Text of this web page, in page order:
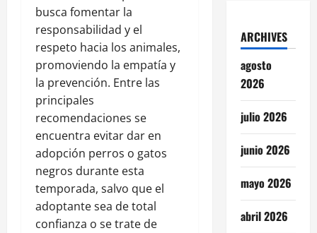
busca fomentar la
responsabilidad y el
respeto hacia los animales,
promoviendo la empatía y
la prevención. Entre las
principales
recomendaciones se
encuentra evitar dar en
adopción perros o gatos
negros durante esta
temporada, salvo que el
adoptante sea de total
confianza o se trate de
ARCHIVES
agosto
2026
julio 2026
junio 2026
mayo 2026
abril 2026